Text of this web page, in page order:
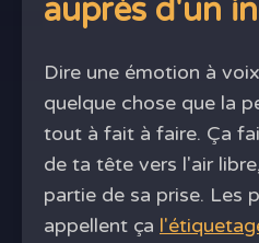
auprès d'un
Dire une émotion à
quelque chose que la
tout à fait à faire. Ça
de ta tête vers l'air
partie de sa prise. Les
appellent ça